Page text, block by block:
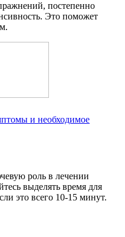
постепенно
Это поможет
и необходимое
роль в лечении
выделять время для
это всего 10-15 минут.